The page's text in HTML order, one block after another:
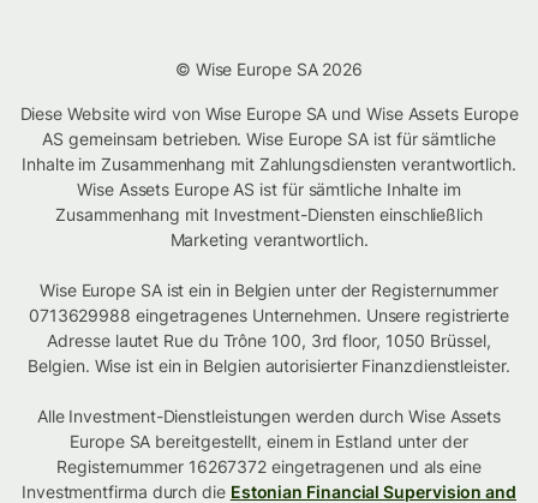
© Wise Europe SA 2026
Diese Website wird von Wise Europe SA und Wise Assets Europe
AS gemeinsam betrieben. Wise Europe SA ist für sämtliche
Inhalte im Zusammenhang mit Zahlungsdiensten verantwortlich.
Wise Assets Europe AS ist für sämtliche Inhalte im
Zusammenhang mit Investment-Diensten einschließlich
Marketing verantwortlich.
Wise Europe SA ist ein in Belgien unter der Registernummer
0713629988 eingetragenes Unternehmen. Unsere registrierte
Adresse lautet Rue du Trône 100, 3rd floor, 1050 Brüssel,
Belgien. Wise ist ein in Belgien autorisierter Finanzdienstleister.
Alle Investment-Dienstleistungen werden durch Wise Assets
Europe SA bereitgestellt, einem in Estland unter der
Registernummer 16267372 eingetragenen und als eine
Investmentfirma durch die Estonian Financial Supervision and